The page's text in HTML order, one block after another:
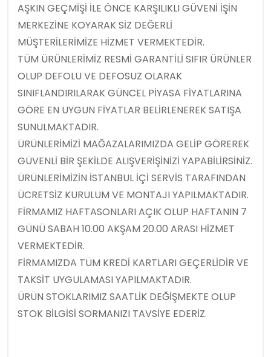
AŞKIN GEÇMİŞİ İLE ÖNCE KARŞILIKLI GÜVENİ İŞİN
MERKEZİNE KOYARAK SİZ DEĞERLİ
MÜŞTERİLERİMİZE HİZMET VERMEKTEDİR.
TÜM ÜRÜNLERİMİZ RESMİ GARANTİLİ SIFIR ÜRÜNLER
OLUP DEFOLU VE DEFOSUZ OLARAK
SINIFLANDIRILARAK GÜNCEL PİYASA FİYATLARINA
GÖRE EN UYGUN FİYATLAR BELİRLENEREK SATIŞA
SUNULMAKTADIR.
ÜRÜNLERİMİZİ MAĞAZALARIMIZDA GELİP GÖREREK
GÜVENLİ BİR ŞEKİLDE ALIŞVERİŞİNİZİ YAPABİLİRSİNİZ.
ÜRÜNLERİMİZİN İSTANBUL İÇİ SERVİS TARAFINDAN
ÜCRETSİZ KURULUM VE MONTAJI YAPILMAKTADIR.
FİRMAMIZ HAFTASONLARI AÇIK OLUP HAFTANIN 7
GÜNÜ SABAH 10.00 AKŞAM 20.00 ARASI HİZMET
VERMEKTEDİR.
FİRMAMIZDA TÜM KREDİ KARTLARI GEÇERLİDİR VE
TAKSİT UYGULAMASI YAPILMAKTADIR.
ÜRÜN STOKLARIMIZ SAATLİK DEĞİŞMEKTE OLUP
STOK BİLGİSİ SORMANIZI TAVSİYE EDERİZ.